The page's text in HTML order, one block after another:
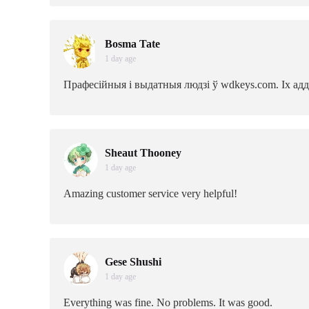
Bosma Tate
1 day age
Прафесійныя і выдатныя людзі ў wdkeys.com. Іх
Sheaut Thooney
1 day age
Amazing customer service very helpful!
Gese Shushi
1 day age
Everything was fine. No problems. It was good.